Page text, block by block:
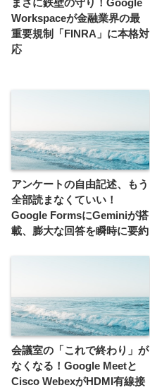
まさに鉄壁の守り！Google
Workspaceが金融業界の最
重要規制「FINRA」に本格対
応
アンケートの自由記述、もう
全部読まなくていい！
Google FormsにGeminiが搭
載、膨大な回答を瞬時に要約
会議室の「これで終わり」が
なくなる！Google Meetと
Cisco WebexがHDMI有線接